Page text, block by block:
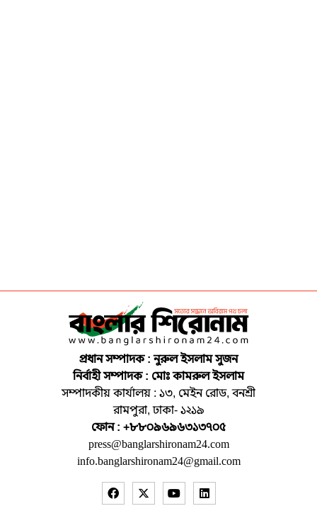
প্রধান সম্পাদক : নুরুল ইসলাম সুজন
নির্বাহী সম্পাদক : মোঃ কামরুল ইসলাম
সম্পাদকীয় কার্যালয় : ১৩, মেইন রোড, বনশ্রী
রামপুরা, ঢাকা- ১২১৯
ফোন : +৮৮০৯৬৯৬৩১৩৭০৫
press@banglarshironam24.com
info.banglarshironam24@gmail.com